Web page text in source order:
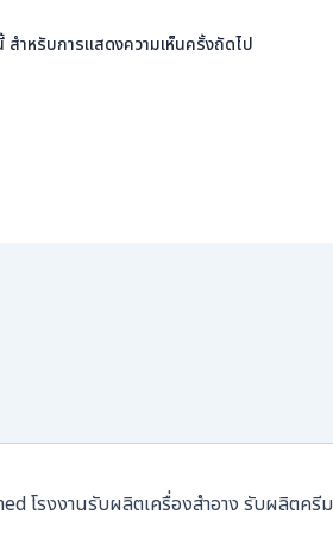
สำหรับการแสดงความเห็นครั้งถัดไป
โรงงานรับผลิตเครื่องสำอาง รับผลิตค